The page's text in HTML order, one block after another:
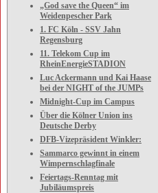
„God save the Queen“ im
Weidenpescher Park
1. FC Köln - SSV Jahn
Regensburg
11. Telekom Cup im
RheinEnergieSTADION
Luc Ackermann und Kai Haase
bei der NIGHT of the JUMPs
Midnight-Cup im Campus
Über die Kölner Union ins
Deutsche Derby
DFB-Vizepräsident Winkler:
Sammarco gewinnt in einem
Wimpernschlagfinale
Feiertags-Renntag mit
Jubiläumspreis